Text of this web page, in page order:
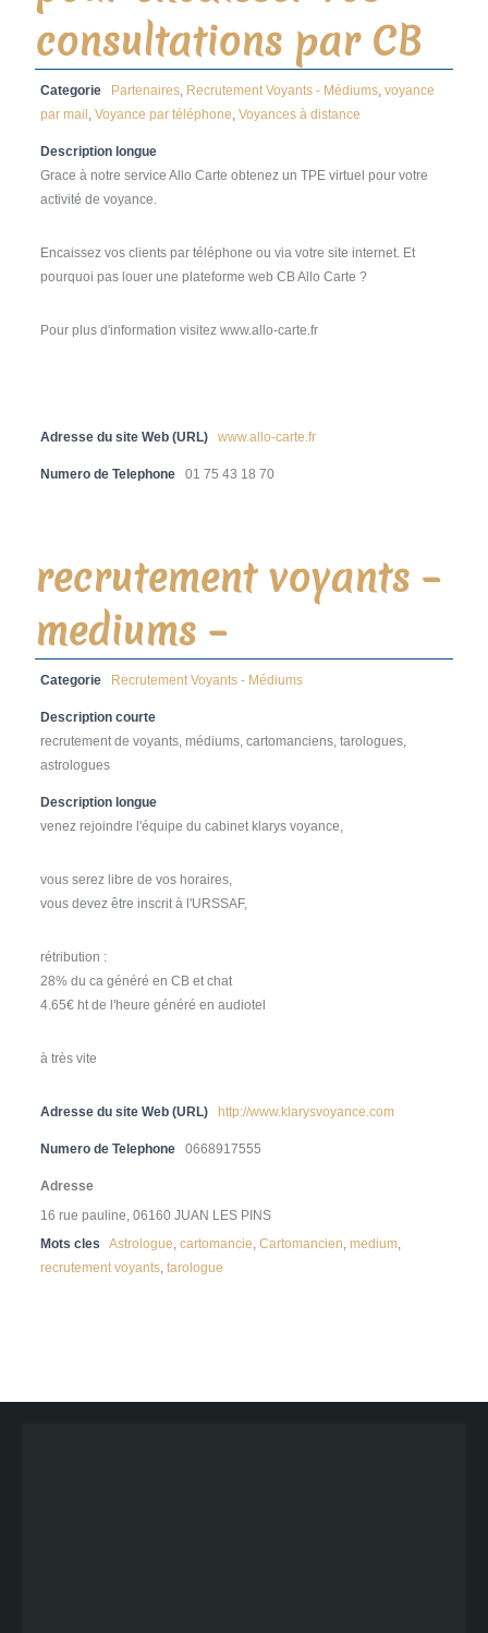
consultations par CB
Categorie Partenaires Recrutement Voyants - Médiums voyance
par mail Voyance par téléphone Voyances à distance
Description longue
Grace à notre service Allo Carte obtenez un TPE virtuel pour votre
activité de voyance.
Encaissez vos clients par téléphone ou via votre site internet. Et
pourquoi pas louer une plateforme web CB Allo Carte ?
Pour plus d'information visitez www.allo-carte.fr
Adresse du site Web (URL) www.allo-carte.fr
Numero de Telephone 01 75 43 18 70
recrutement voyants –
mediums –
Categorie Recrutement Voyants - Médiums
Description courte
recrutement de voyants, médiums, cartomanciens, tarologues,
astrologues
Description longue
venez rejoindre l'équipe du cabinet klarys voyance,
vous serez libre de vos horaires,
vous devez être inscrit à l'URSSAF,
rétribution :
28% du ca généré en CB et chat
4.65€ ht de l'heure généré en audiotel
à très vite
Adresse du site Web (URL) http://www.klarysvoyance.com
Numero de Telephone 0668917555
Adresse
16 rue pauline, 06160 JUAN LES PINS
Mots cles
Astrologue cartomancie Cartomancien medium
recrutement voyants tarologue